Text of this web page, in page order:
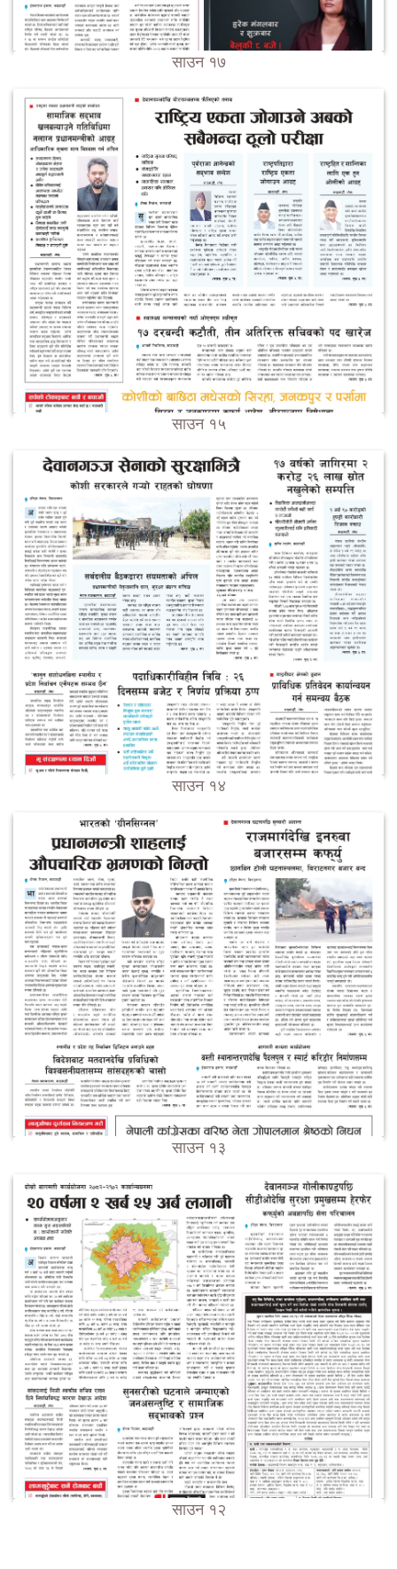
साउन १७
साउन १५
साउन १४
साउन १३
साउन १२